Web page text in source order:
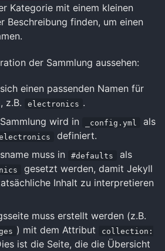
Kategorie mit einem kleinen
Beschreibung finden, um einen
der Sammlung aussehen:
einen passenden Namen für
z.B.
electronics .
wird in
_config.yml als
definiert.
muss in
#defaults als
gesetzt werden, damit Jekyll
Inhalt zu interpretieren
muss erstellt werden (z.B.
) mit dem Attribut
collection:
ist die Seite, die die Übersicht